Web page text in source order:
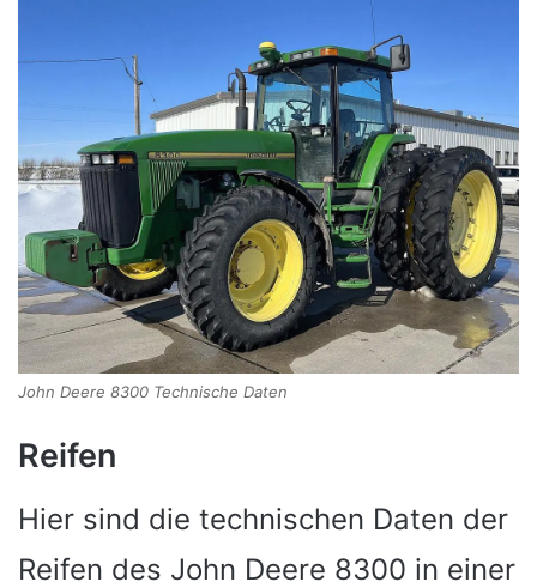
John Deere 8300 Technische Daten
Reifen
Hier sind die technischen Daten der
Reifen des John Deere 8300 in einer